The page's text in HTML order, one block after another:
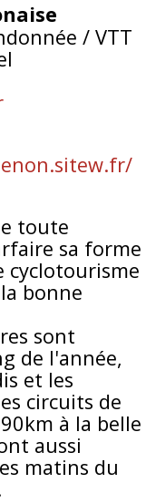
/ VTT
toute
sa forme
cyclotourisme
bonne
sont
de l'année,
et les
circuits de
à la belle
aussi
matins du